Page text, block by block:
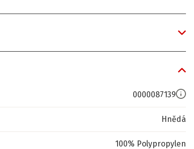
0000087139
Hnědá
100% Polypropylen